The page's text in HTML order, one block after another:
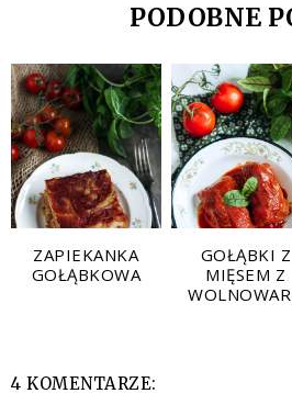
PODOBNE
ZAPIEKANKA
GOŁĄBKOWA
GOŁĄBKI Z
MIĘSEM Z
4 KOMENTARZE: